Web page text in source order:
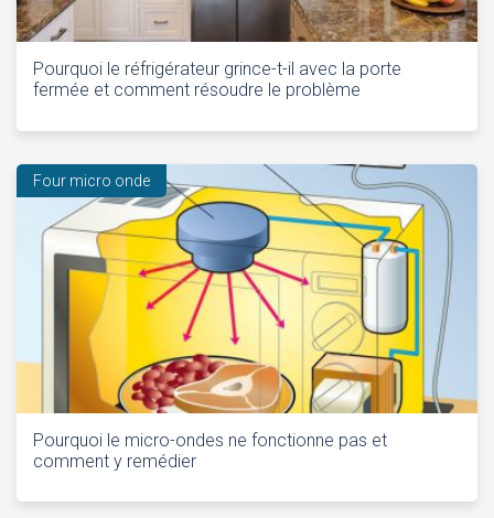
Pourquoi le réfrigérateur grince-t-il avec la porte
fermée et comment résoudre le problème
Four micro onde
Pourquoi le micro-ondes ne fonctionne pas et
comment y remédier